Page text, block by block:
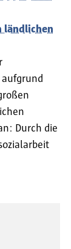
ländlichen
Durch die